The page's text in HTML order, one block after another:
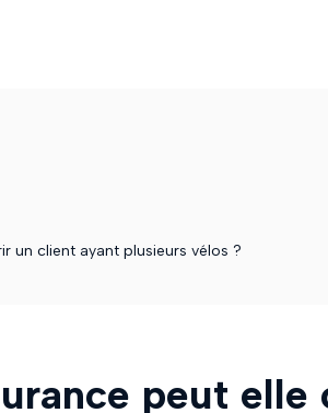
un client ayant plusieurs vélos ?
peut